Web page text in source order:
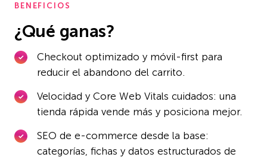
BENEFICIOS
¿Qué ganas?
Checkout optimizado y móvil-first para
reducir el abandono del carrito.
Velocidad y Core Web Vitals cuidados: una
tienda rápida vende más y posiciona mejor.
SEO de e-commerce desde la base:
categorías, fichas y datos estructurados de